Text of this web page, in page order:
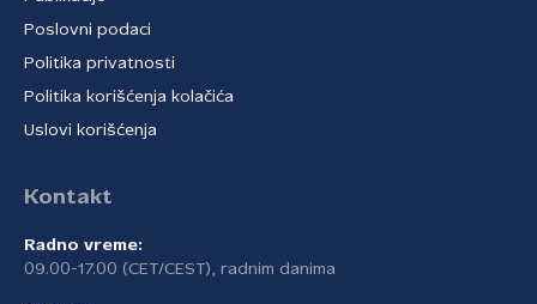
Poslovni podaci
Politika privatnosti
Politika korišćenja kolačića
Uslovi korišćenja
Kontakt
Radno vreme:
09.00-17.00 (CET/CEST), radnim danima